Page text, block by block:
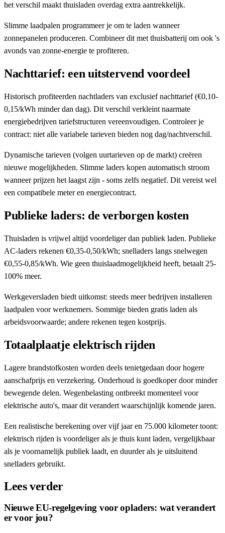
het verschil maakt thuisladen overdag extra aantrekkelijk.
Slimme laadpalen programmeer je om te laden wanneer
zonnepanelen produceren. Combineer dit met thuisbatterij om ook 's
avonds van zonne-energie te profiteren.
Nachttarief: een uitstervend voordeel
Historisch profiteerden nachtladers van exclusief nachttarief (€0,10-
0,15/kWh minder dan dag). Dit verschil verkleint naarmate
energiebedrijven tariefstructuren vereenvoudigen. Controleer je
contract: niet alle variabele tarieven bieden nog dag/nachtverschil.
Dynamische tarieven (volgen uurtarieven op de markt) creëren
nieuwe mogelijkheden. Slimme laders kopen automatisch stroom
wanneer prijzen het laagst zijn - soms zelfs negatief. Dit vereist wel
een compatibele meter en energiecontract.
Publieke laders: de verborgen kosten
Thuisladen is vrijwel altijd voordeliger dan publiek laden. Publieke
AC-laders rekenen €0,35-0,50/kWh; snelladers langs snelwegen
€0,55-0,85/kWh. Wie geen thuislaadmogelijkheid heeft, betaalt 25-
100% meer.
Werkgeversladen biedt uitkomst: steeds meer bedrijven installeren
laadpalen voor werknemers. Sommige bieden gratis laden als
arbeidsvoorwaarde; andere rekenen tegen kostprijs.
Totaalplaatje elektrisch rijden
Lagere brandstofkosten worden deels tenietgedaan door hogere
aanschafprijs en verzekering. Onderhoud is goedkoper door minder
bewegende delen. Wegenbelasting ontbreekt momenteel voor
elektrische auto's, maar dit verandert waarschijnlijk komende jaren.
Een realistische berekening over vijf jaar en 75.000 kilometer toont:
elektrisch rijden is voordeliger als je thuis kunt laden, vergelijkbaar
als je voornamelijk publiek laadt, en duurder als je uitsluitend
snelladers gebruikt.
Lees verder
Nieuwe EU-regelgeving voor opladers: wat verandert
er voor jou?